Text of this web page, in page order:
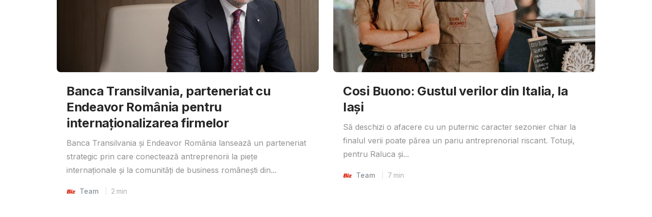
Banca Transilvania, parteneriat cu
Endeavor România pentru
internaționalizarea firmelor
Banca Transilvania și Endeavor România lansează un parteneriat
strategic prin care conectează antreprenorii la piețe
internaționale și la comunități de business românești din...
Team 2 min
Cosi Buono: Gustul verilor din Italia, la
Iași
Să deschizi o afacere cu un puternic caracter sezonier chiar la
finalul verii poate părea un pariu antreprenorial riscant. Totuși,
pentru Raluca și...
Team 7 min